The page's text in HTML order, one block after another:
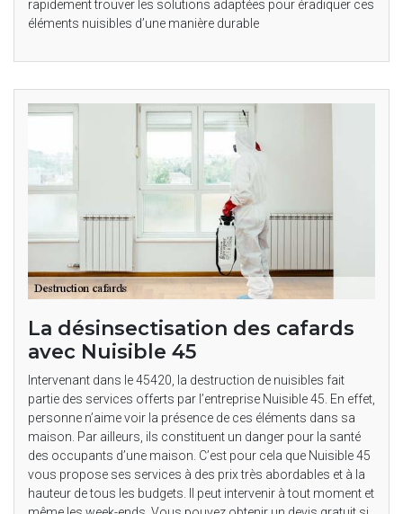
rapidement trouver les solutions adaptées pour éradiquer ces
éléments nuisibles d’une manière durable
La désinsectisation des cafards
avec Nuisible 45
Intervenant dans le 45420, la destruction de nuisibles fait
partie des services offerts par l’entreprise Nuisible 45. En effet,
personne n’aime voir la présence de ces éléments dans sa
maison. Par ailleurs, ils constituent un danger pour la santé
des occupants d’une maison. C’est pour cela que Nuisible 45
vous propose ses services à des prix très abordables et à la
hauteur de tous les budgets. Il peut intervenir à tout moment et